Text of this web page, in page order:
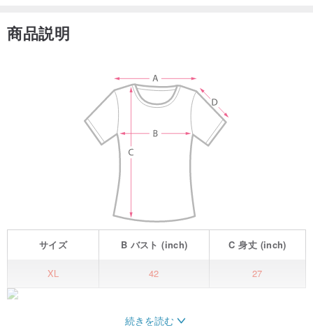
商品説明
サイズ B バスト (inch) C身丈 (inch)
XL 42 27
続きを読む